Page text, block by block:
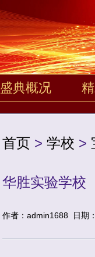
盛典概况
首页 > 学校 >
华胜实验学校
作者：admin1688 日期